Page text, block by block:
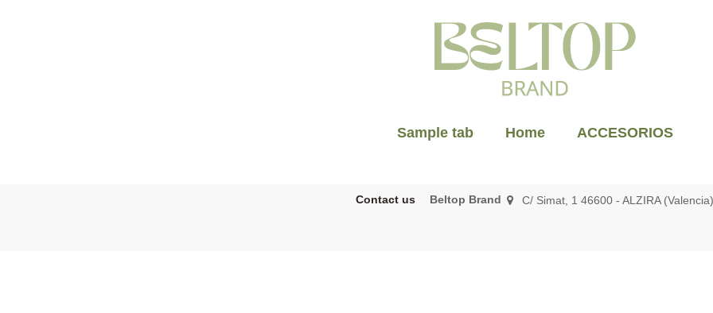
Sample tab Home ACCESORIOS
Contact us Beltop Brand C/ Simat, 1 46600 - ALZIRA